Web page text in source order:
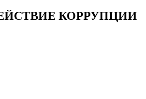
КОРРУПЦИИ